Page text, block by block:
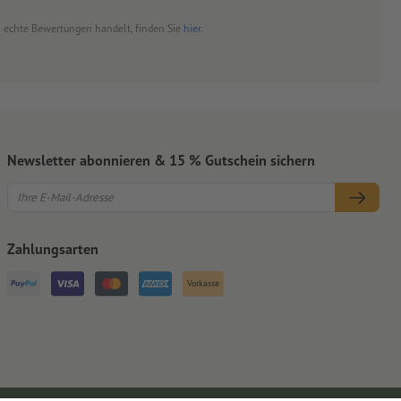
Bewertungen handelt, finden Sie hier.
Newsletter abonnieren & 15 % Gutschein sichern
Zahlungsarten
Vorkasse